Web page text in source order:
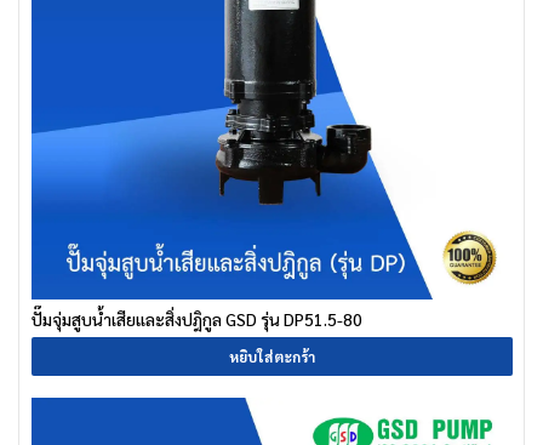
ปั๊มจุ่มสูบน้ำเสียและสิ่งปฎิกูล GSD รุ่น DP51.5-80
หยิบใส่ตะกร้า